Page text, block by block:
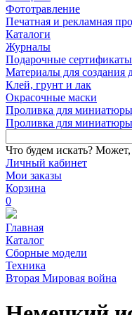
Фототравление
Печатная и рекламная
Каталоги
Журналы
Подарочные сертификаты
Материалы для создания
Клей, грунт и лак
Окрасочные маски
Проливка для
Проливка для
Что будем искать? Может,
Личный кабинет
Мои заказы
Корзина
0
Главная
Каталог
Сборные модели
Техника
Вторая Мировая война